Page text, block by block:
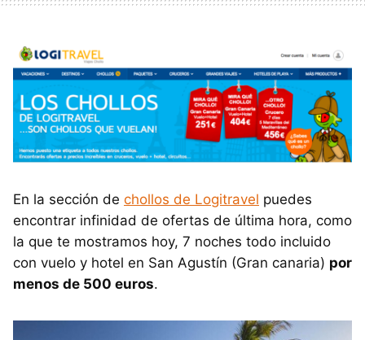
En la sección de chollos de Logitravel puedes
encontrar infinidad de ofertas de última hora, como
la que te mostramos hoy, 7 noches todo incluido
con vuelo y hotel en San Agustín (Gran canaria) por
menos de 500 euros.